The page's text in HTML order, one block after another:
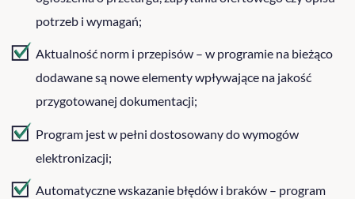
potrzeb i wymagań;
Aktualność norm i przepisów – w programie na bieżąco
dodawane są nowe elementy wpływające na jakość
przygotowanej dokumentacji;
Program jest w pełni dostosowany do wymogów
elektronizacji;
Automatyczne wskazanie błędów i braków – program